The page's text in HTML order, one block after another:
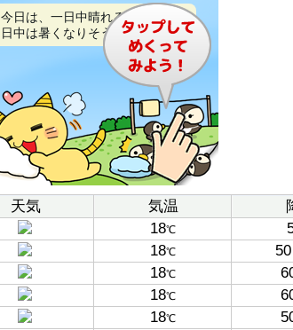
今日は、一日中晴れるでしょう。
日中は暑くなりそうです。
天気 気温
18℃
18℃ 50
18℃
18℃
18℃